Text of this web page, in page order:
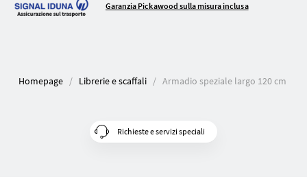
Garanzia Pickawood sulla misura inclusa
Homepage Librerie e scaffali Armadio speziale largo 120 cm
Richieste e servizi speciali